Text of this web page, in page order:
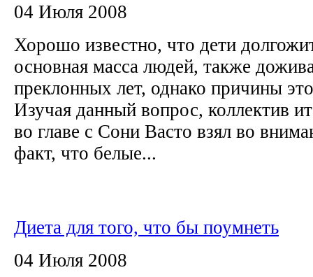
04 Июля 2008
Хорошо известно, что дети
основная масса людей, также
преклонных лет, однако причины
Изучая данный вопрос, коллектив
во главе с Сони Васто взял во
факт, что белые...
Диета для того, что бы поумнеть
04 Июля 2008